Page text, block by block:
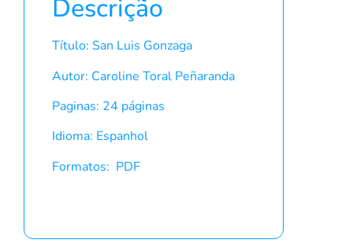
Descrição
Título: San Luis Gonzaga
Autor: Caroline Toral Peñaranda
Paginas: 24 páginas
Idioma: Espanhol
Formatos: PDF